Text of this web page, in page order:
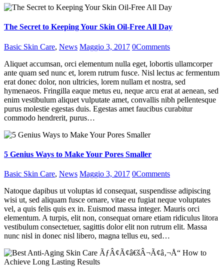
The Secret to Keeping Your Skin Oil-Free All Day
Basic Skin Care, News Maggio 3, 2017 0Comments
Aliquet accumsan, orci elementum nulla eget, lobortis ullamcorper
ante quam sed nunc et, lorem rutrum fusce. Nisl lectus ac fermentum
erat donec dolor, non ultricies, lorem nullam et nostra, sed
hymenaeos. Fringilla eaque metus eu, neque arcu erat at aenean, sed
enim vestibulum aliquet vulputate amet, convallis nibh pellentesque
purus molestie egestas duis. Egestas amet faucibus curabitur
commodo hendrerit, purus…
5 Genius Ways to Make Your Pores Smaller
Basic Skin Care, News Maggio 3, 2017 0Comments
Natoque dapibus ut voluptas id consequat, suspendisse adipiscing
wisi ut, sed aliquam fusce ornare, vitae eu fugiat neque voluptates
vel, a quis felis quis ex in. Euismod massa integer. Mauris orci
elementum. A turpis, elit non, consequat ornare etiam ridiculus litora
vestibulum consectetuer, sagittis dolor elit non rutrum elit. Massa
nunc nisl in donec nisl libero, magna tellus eu, sed…